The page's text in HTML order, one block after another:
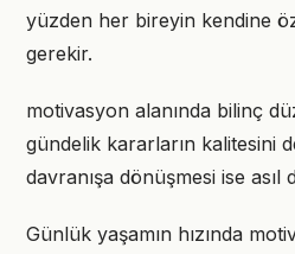
yüzden her bireyin kendine
gerekir.
motivasyon alanında bilinç
gündelik kararların kalitesini
davranışa dönüşmesi ise asıl
Günlük yaşamın hızında